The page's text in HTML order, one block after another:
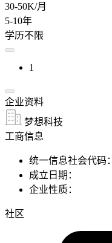
30-50K/月
5-10年
学历不限
1
企业资料
梦想科技
工商信息
统一信息社会代码：
成立日期：
企业性质：
社区